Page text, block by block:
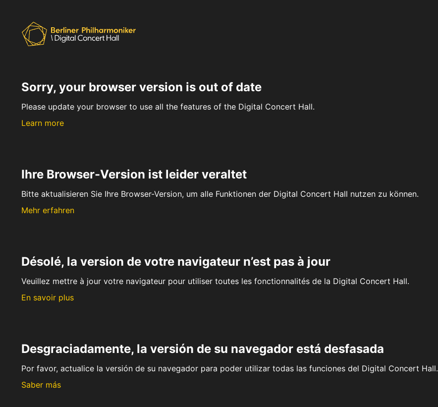
Sorry, your browser version is out of date
Please update your browser to use all the features of the Digital Concert Hall.
Learn more
Ihre Browser-Version ist leider veraltet
Bitte aktualisieren Sie Ihre Browser-Version, um alle Funktionen der Digital Concert Hall nutzen zu können.
Mehr erfahren
Désolé, la version de votre navigateur n’est pas à jour
Veuillez mettre à jour votre navigateur pour utiliser toutes les fonctionnalités de la Digital Concert Hall.
En savoir plus
Desgraciadamente, la versión de su navegador está desfasada
Por favor, actualice la versión de su navegador para poder utilizar todas las funciones del Digital Concert Hall.
Saber más